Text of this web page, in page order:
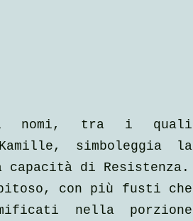
nomi, tra i quali
simboleggia la
capacità di Resistenza.
con più fusti che
nella porzione